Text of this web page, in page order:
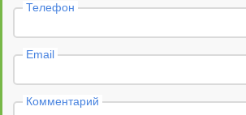
Телефон
Email
Комментарий